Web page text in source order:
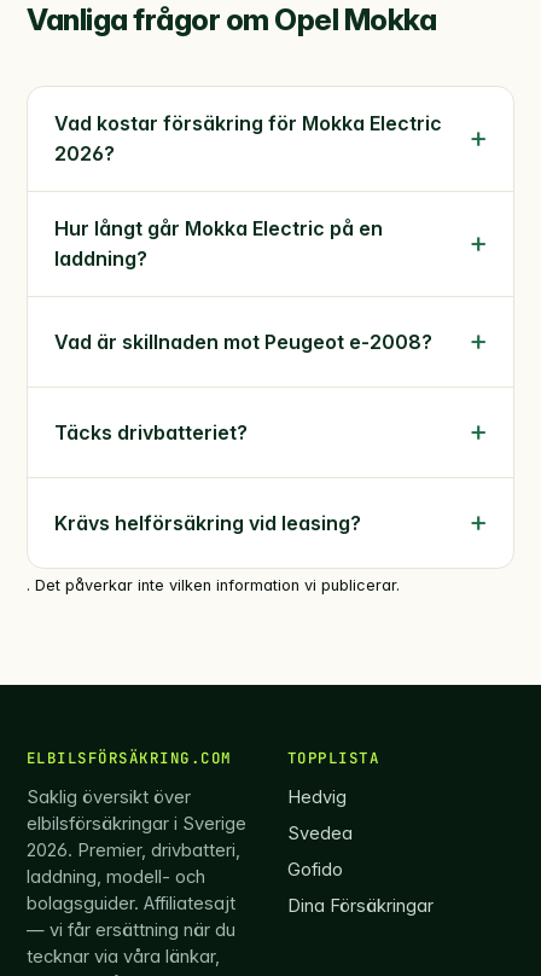
Vanliga frågor om Opel Mokka
Vad kostar försäkring för Mokka Electric
2026?
Hur långt går Mokka Electric på en
laddning?
Vad är skillnaden mot Peugeot e-2008?
Täcks drivbatteriet?
Krävs helförsäkring vid leasing?
. Det påverkar inte vilken information vi publicerar.
ELBILSFÖRSÄKRING.COM
Saklig översikt över
elbilsförsäkringar i Sverige
2026. Premier, drivbatteri,
laddning, modell- och
bolagsguider. Affiliatesajt
— vi får ersättning när du
tecknar via våra länkar,
TOPPLISTA
Hedvig
Svedea
Gofido
Dina Försäkringar